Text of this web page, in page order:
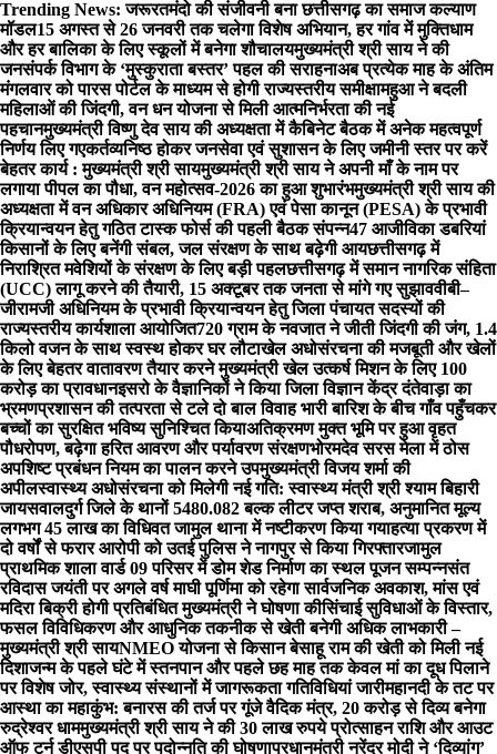
Skip
to
content
Trending News: जरूरतमंदो की संजीवनी बना छत्तीसगढ़ का समाज कल्याण
मॉडल15 अगस्त से 26 जनवरी तक चलेगा विशेष अभियान, हर गांव में मुक्तिधाम
और हर बालिका के लिए स्कूलों में बनेगा शौचालयमुख्यमंत्री श्री साय ने की
जनसंपर्क विभाग के ‘मुस्कुराता बस्तर’ पहल की सराहनाअब प्रत्येक माह के अंतिम
मंगलवार को पारस पोर्टल के माध्यम से होगी राज्यस्तरीय समीक्षामहुआ ने बदली
महिलाओं की जिंदगी, वन धन योजना से मिली आत्मनिर्भरता की नई
पहचानमुख्यमंत्री विष्णु देव साय की अध्यक्षता में कैबिनेट बैठक में अनेक महत्वपूर्ण
निर्णय लिए गएकर्तव्यनिष्ठ होकर जनसेवा एवं सुशासन के लिए जमीनी स्तर पर करें
बेहतर कार्य : मुख्यमंत्री श्री सायमुख्यमंत्री श्री साय ने अपनी माँ के नाम पर
लगाया पीपल का पौधा, वन महोत्सव-2026 का हुआ शुभारंभमुख्यमंत्री श्री साय की
अध्यक्षता में वन अधिकार अधिनियम (FRA) एवं पेसा कानून (PESA) के प्रभावी
क्रियान्वयन हेतु गठित टास्क फोर्स की पहली बैठक संपन्न47 आजीविका डबरियां
किसानों के लिए बनेंगी संबल, जल संरक्षण के साथ बढ़ेगी आयछत्तीसगढ़ में
निराश्रित मवेशियों के संरक्षण के लिए बड़ी पहलछत्तीसगढ़ में समान नागरिक संहिता
(UCC) लागू करने की तैयारी, 15 अक्टूबर तक जनता से मांगे गए सुझाववीबी–
जीरामजी अधिनियम के प्रभावी क्रियान्वयन हेतु जिला पंचायत सदस्यों की
राज्यस्तरीय कार्यशाला आयोजित720 ग्राम के नवजात ने जीती जिंदगी की जंग, 1.4
किलो वजन के साथ स्वस्थ होकर घर लौटाखेल अधोसंरचना की मजबूती और खेलों
के लिए बेहतर वातावरण तैयार करने मुख्यमंत्री खेल उत्कर्ष मिशन के लिए 100
करोड़ का प्रावधानइसरो के वैज्ञानिकों ने किया जिला विज्ञान केंद्र दंतेवाड़ा का
भ्रमणप्रशासन की तत्परता से टले दो बाल विवाह भारी बारिश के बीच गाँव पहुँचकर
बच्चों का सुरक्षित भविष्य सुनिश्चित कियाअतिक्रमण मुक्त भूमि पर हुआ वृहत
पौधरोपण, बढ़ेगा हरित आवरण और पर्यावरण संरक्षणभोरमदेव सरस मेला में ठोस
अपशिष्ट प्रबंधन नियम का पालन करने उपमुख्यमंत्री विजय शर्मा की
अपीलस्वास्थ्य अधोसंरचना को मिलेगी नई गति: स्वास्थ्य मंत्री श्री श्याम बिहारी
जायसवालदुर्ग जिले के थानों 5480.082 बल्क लीटर जप्त शराब, अनुमानित मूल्य
लगभग 45 लाख का विधिवत जामुल थाना में नष्टीकरण किया गयाहत्या प्रकरण में
दो वर्षों से फरार आरोपी को उतई पुलिस ने नागपुर से किया गिरफ्तारजामुल
प्राथमिक शाला वार्ड 09 परिसर में डोम शेड निर्माण का स्थल पूजन सम्पन्नसंत
रविदास जयंती पर अगले वर्ष माघी पूर्णिमा को रहेगा सार्वजनिक अवकाश, मांस एवं
मदिरा बिक्री होगी प्रतिबंधित मुख्यमंत्री ने घोषणा कीसिंचाई सुविधाओं के विस्तार,
फसल विविधिकरण और आधुनिक तकनीक से खेती बनेगी अधिक लाभकारी –
मुख्यमंत्री श्री सायNMEO योजना से किसान बेसाहू राम की खेती को मिली नई
दिशाजन्म के पहले घंटे में स्तनपान और पहले छह माह तक केवल मां का दूध पिलाने
पर विशेष जोर, स्वास्थ्य संस्थानों में जागरूकता गतिविधियां जारीमहानदी के तट पर
आस्था का महाकुंभ: बनारस की तर्ज पर गूंजे वैदिक मंत्र, 20 करोड़ से दिव्य बनेगा
रुद्रेश्वर धाममुख्यमंत्री श्री साय ने की 30 लाख रुपये प्रोत्साहन राशि और आउट
ऑफ टर्न डीएसपी पद पर पदोन्नति की घोषणाप्रधानमंत्री नरेंद्र मोदी ने ‘दिव्यांग’